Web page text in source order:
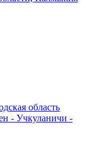
область
- Учкуланичи -